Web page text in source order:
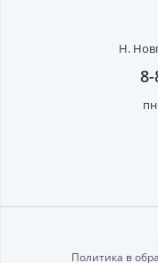
Н.
Политика в